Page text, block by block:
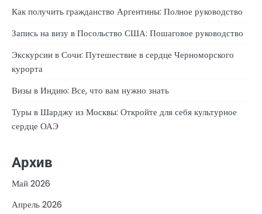
Как получить гражданство Аргентины: Полное руководство
Запись на визу в Посольство США: Пошаговое руководство
Экскурсии в Сочи: Путешествие в сердце Черноморского
курорта
Визы в Индию: Все, что вам нужно знать
Туры в Шарджу из Москвы: Откройте для себя культурное
сердце ОАЭ
Архив
Май 2026
Апрель 2026